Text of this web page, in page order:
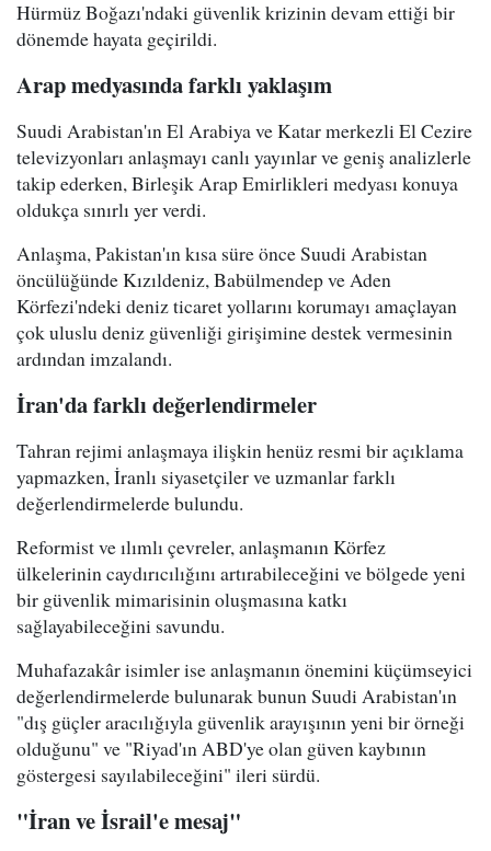
Hürmüz Boğazı'ndaki güvenlik krizinin devam ettiği bir
dönemde hayata geçirildi.
Arap medyasında farklı yaklaşım
Suudi Arabistan'ın El Arabiya ve Katar merkezli El Cezire
televizyonları anlaşmayı canlı yayınlar ve geniş analizlerle
takip ederken, Birleşik Arap Emirlikleri medyası konuya
oldukça sınırlı yer verdi.
Anlaşma, Pakistan'ın kısa süre önce Suudi Arabistan
öncülüğünde Kızıldeniz, Babülmendep ve Aden
Körfezi'ndeki deniz ticaret yollarını korumayı amaçlayan
çok uluslu deniz güvenliği girişimine destek vermesinin
ardından imzalandı.
İran'da farklı değerlendirmeler
Tahran rejimi anlaşmaya ilişkin henüz resmi bir açıklama
yapmazken, İranlı siyasetçiler ve uzmanlar farklı
değerlendirmelerde bulundu.
Reformist ve ılımlı çevreler, anlaşmanın Körfez
ülkelerinin caydırıcılığını artırabileceğini ve bölgede yeni
bir güvenlik mimarisinin oluşmasına katkı
sağlayabileceğini savundu.
Muhafazakâr isimler ise anlaşmanın önemini küçümseyici
değerlendirmelerde bulunarak bunun Suudi Arabistan'ın
"dış güçler aracılığıyla güvenlik arayışının yeni bir örneği
olduğunu" ve "Riyad'ın ABD'ye olan güven kaybının
göstergesi sayılabileceğini" ileri sürdü.
"İran ve İsrail'e mesaj"